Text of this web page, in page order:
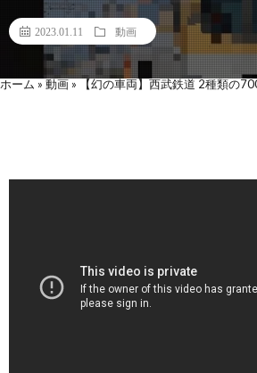
2023.01.11 動画
ホーム » 動画 » 【幻の車両】西武鉄道 2種類の